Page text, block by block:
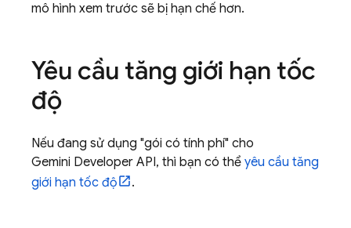
mô hình xem trước sẽ bị hạn chế hơn.
Yêu cầu tăng giới hạn tốc
độ
Nếu đang sử dụng "gói có tính phí" cho
Gemini Developer API, thì bạn có thể yêu cầu tăng
giới hạn tốc độ
.